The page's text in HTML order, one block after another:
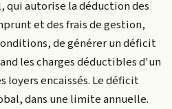
qui autorise la déduction des
et des frais de gestion,
de générer undéficit
les charges déductibles d'un
loyers encaissés. Le déficit
dans une limite annuelle.